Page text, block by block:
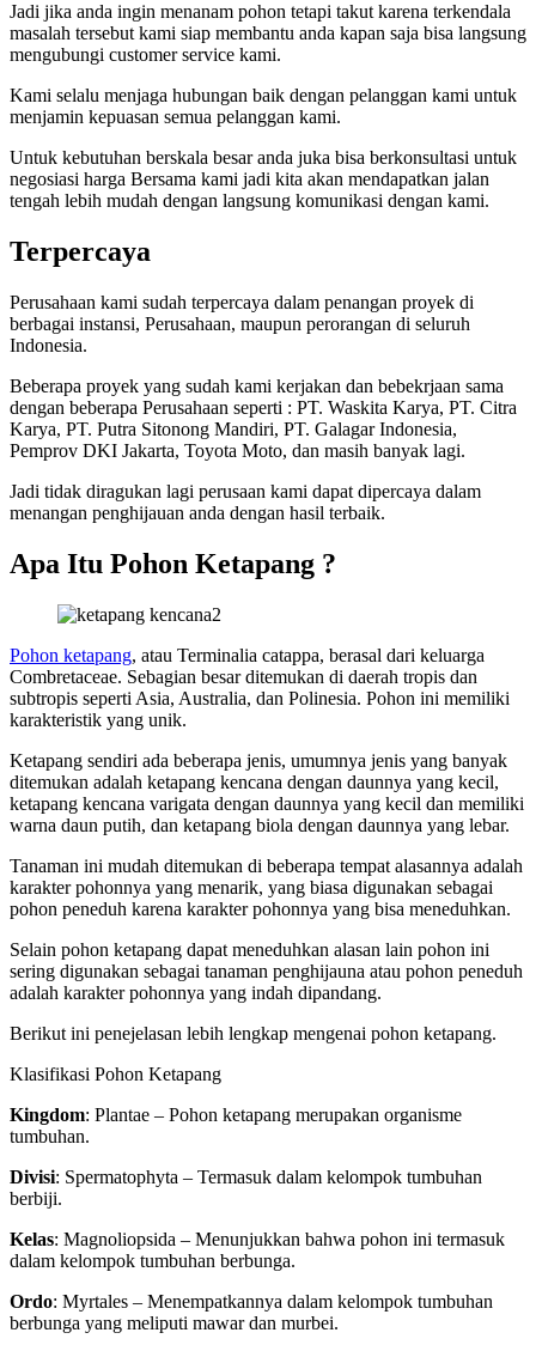
Jadi jika anda ingin menanam pohon tetapi takut karena terkendala
masalah tersebut kami siap membantu anda kapan saja bisa langsung
mengubungi customer service kami.
Kami selalu menjaga hubungan baik dengan pelanggan kami untuk
menjamin kepuasan semua pelanggan kami.
Untuk kebutuhan berskala besar anda juka bisa berkonsultasi untuk
negosiasi harga Bersama kami jadi kita akan mendapatkan jalan
tengah lebih mudah dengan langsung komunikasi dengan kami.
Terpercaya
Perusahaan kami sudah terpercaya dalam penangan proyek di
berbagai instansi, Perusahaan, maupun perorangan di seluruh
Indonesia.
Beberapa proyek yang sudah kami kerjakan dan bebekrjaan sama
dengan beberapa Perusahaan seperti : PT. Waskita Karya, PT. Citra
Karya, PT. Putra Sitonong Mandiri, PT. Galagar Indonesia,
Pemprov DKI Jakarta, Toyota Moto, dan masih banyak lagi.
Jadi tidak diragukan lagi perusaan kami dapat dipercaya dalam
menangan penghijauan anda dengan hasil terbaik.
Apa Itu Pohon Ketapang ?
Pohon ketapang, atau Terminalia catappa, berasal dari keluarga
Combretaceae. Sebagian besar ditemukan di daerah tropis dan
subtropis seperti Asia, Australia, dan Polinesia. Pohon ini memiliki
karakteristik yang unik.
Ketapang sendiri ada beberapa jenis, umumnya jenis yang banyak
ditemukan adalah ketapang kencana dengan daunnya yang kecil,
ketapang kencana varigata dengan daunnya yang kecil dan memiliki
warna daun putih, dan ketapang biola dengan daunnya yang lebar.
Tanaman ini mudah ditemukan di beberapa tempat alasannya adalah
karakter pohonnya yang menarik, yang biasa digunakan sebagai
pohon peneduh karena karakter pohonnya yang bisa meneduhkan.
Selain pohon ketapang dapat meneduhkan alasan lain pohon ini
sering digunakan sebagai tanaman penghijauna atau pohon peneduh
adalah karakter pohonnya yang indah dipandang.
Berikut ini penejelasan lebih lengkap mengenai pohon ketapang.
Klasifikasi Pohon Ketapang
Kingdom: Plantae – Pohon ketapang merupakan organisme
tumbuhan.
Divisi: Spermatophyta – Termasuk dalam kelompok tumbuhan
berbiji.
Kelas: Magnoliopsida – Menunjukkan bahwa pohon ini termasuk
dalam kelompok tumbuhan berbunga.
Ordo: Myrtales – Menempatkannya dalam kelompok tumbuhan
berbunga yang meliputi mawar dan murbei.